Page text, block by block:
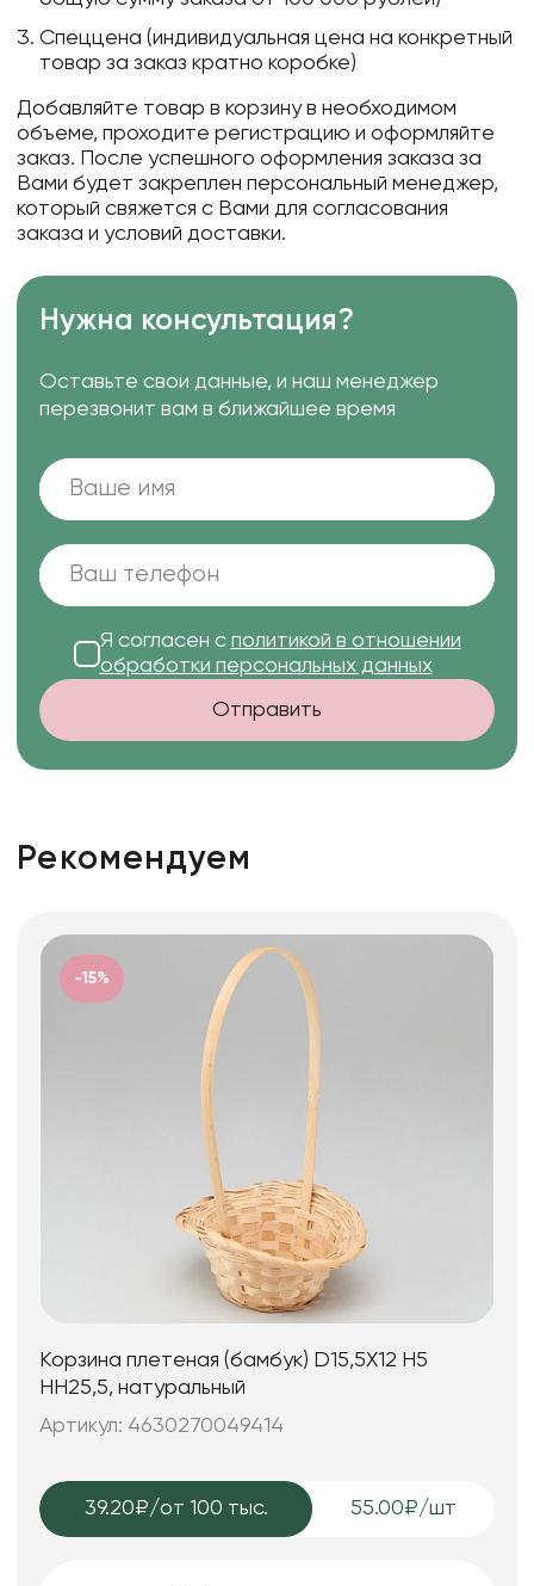
Спеццена (индивидуальная цена на конкретный
товар за заказ кратно коробке)
Добавляйте товар в корзину в необходимом
объеме, проходите регистрацию и оформляйте
заказ. После успешного оформления заказа за
Вами будет закреплен персональный менеджер,
который свяжется с Вами для согласования
заказа и условий доставки.
Нужна консультация?
Оставьте свои данные, и наш менеджер
перезвонит вам в ближайшее время
Я согласен с политикой в отношении
обработки персональных данных
Отправить
Рекомендуем
-15%
Корзина плетеная (бамбук) D15,5X12 H5
HH25,5, натуральный
Артикул: 4630270049414
39.20₽/от 100 тыс. 55.00₽/шт